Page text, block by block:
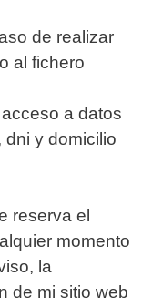
de realizar
al fichero
a datos
dni y domicilio
reserva el
momento
la
de mi sitio web